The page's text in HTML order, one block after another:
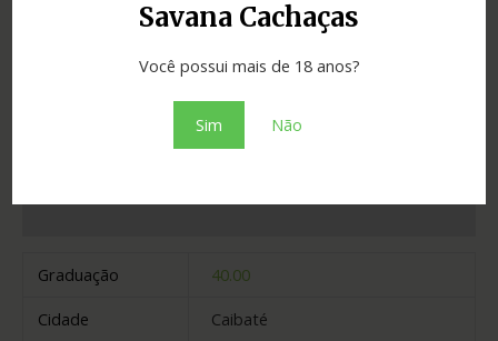
Savana Cachaças
Você possui mais de 18 anos?
Sim Não
Adicionar ao orçamento
Graduação
40.00
Cidade
Caibaté